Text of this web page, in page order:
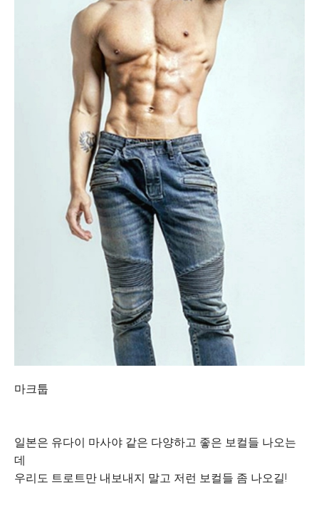
마크툽
일본은 유다이 마사야 같은 다양하고 좋은 보컬들 나오는
데
우리도 트로트만 내보내지 말고 저런 보컬들 좀 나오길!